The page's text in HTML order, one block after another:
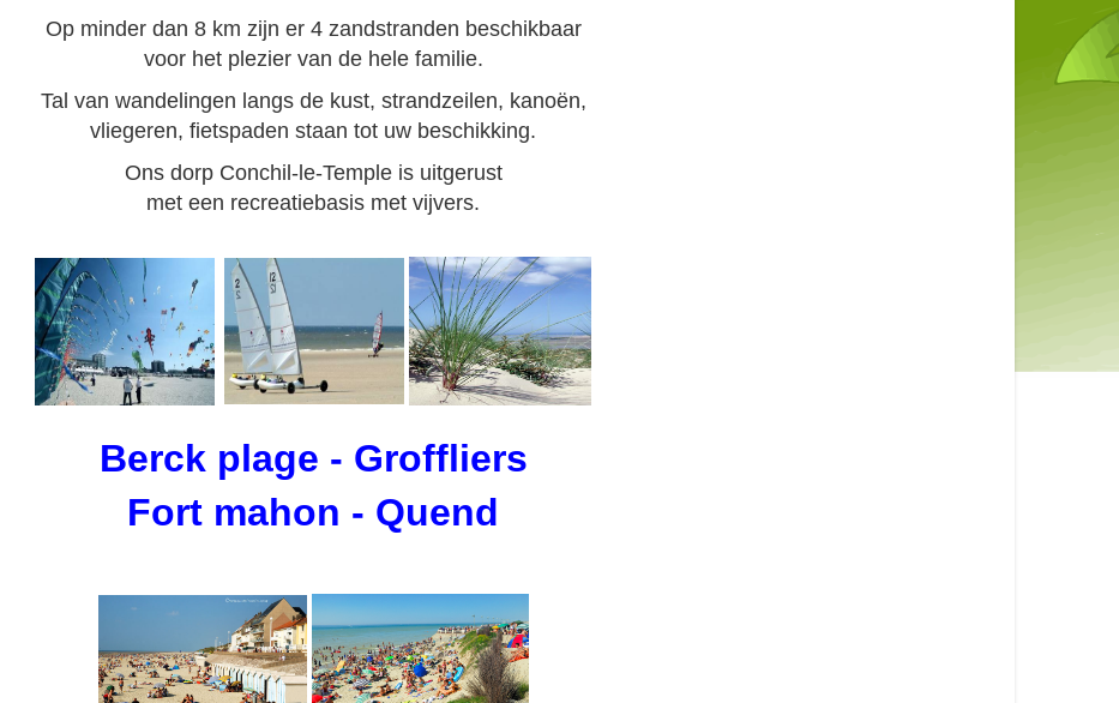
Op minder dan 8 km zijn er 4 zandstranden beschikbaar
voor het plezier van de hele familie.
Tal van wandelingen langs de kust, strandzeilen, kanoën,
vliegeren, fietspaden staan tot uw beschikking.
Ons dorp Conchil-le-Temple is uitgerust
met een recreatiebasis met vijvers.
Berck plage - Groffliers
Fort mahon - Quend